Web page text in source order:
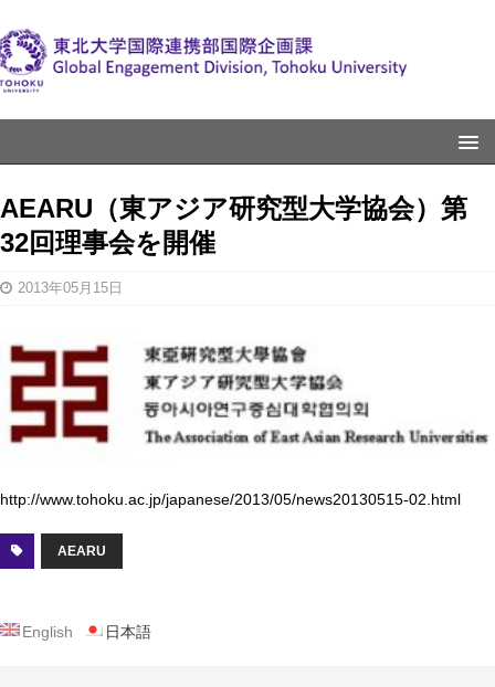
AEARU（東アジア研究型大学協会）第
32回理事会を開催
2013年05月15日
http://www.tohoku.ac.jp/japanese/2013/05/news20130515-02.html
AEARU
English 日本語